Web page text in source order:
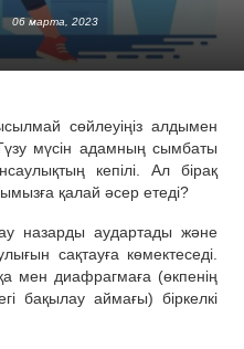
06 марта, 2023
сөйлеуіңіз алдымен
мүсін адамның сымбаты
кепілі. Ал бірақ
қалай әсер етеді?
назарды аудартады және
сақтауға көмектеседі.
мен диафрагмаға (өкпенің
бақылау аймағы) біркелкі